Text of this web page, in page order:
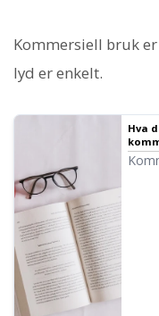
Kommersiell bruk
lyd er enkelt.
Hva